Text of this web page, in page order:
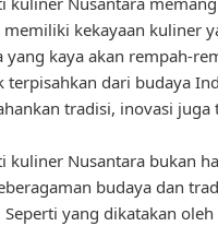
kekayaan kuliner
yang kaya akan rempah-
terpisahkan dari budaya
tradisi, inovasi
kuliner Nusantara bukan
budaya dan
yang dikatakan